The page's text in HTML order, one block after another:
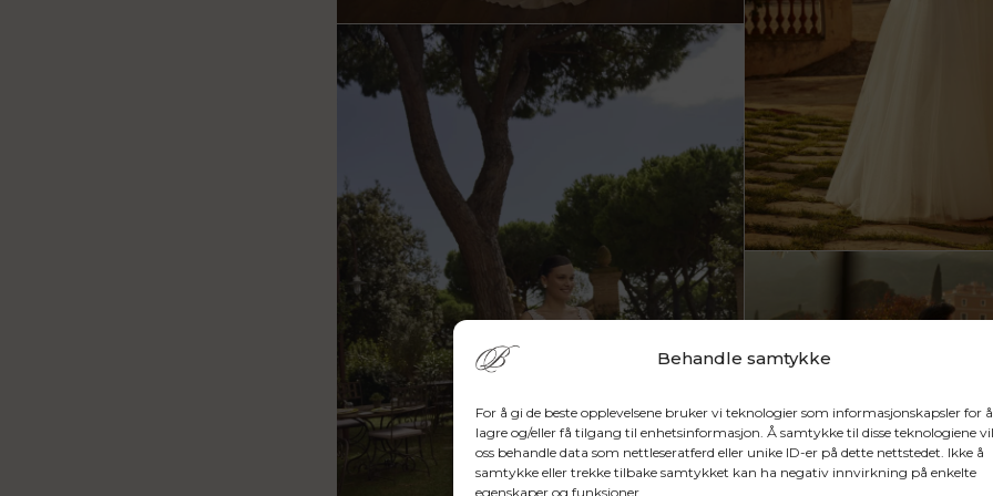
Behandle samtykke
For å gi de beste opplevelsene bruker vi teknologier som informasjonskapsler for å
lagre og/eller få tilgang til enhetsinformasjon. Å samtykke til disse teknologiene
oss behandle data som nettleseratferd eller unike ID-er på dette nettstedet. Ikke å
samtykke eller trekke tilbake samtykket kan ha negativ innvirkning på enkelte
egenskaper og funksjoner.